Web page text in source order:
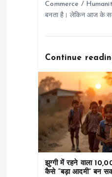
Commerce /
बनता है। लेकिन आज के
Continue
झुग्गी में रहने वाला
कैसे “बड़ा आदमी” बन